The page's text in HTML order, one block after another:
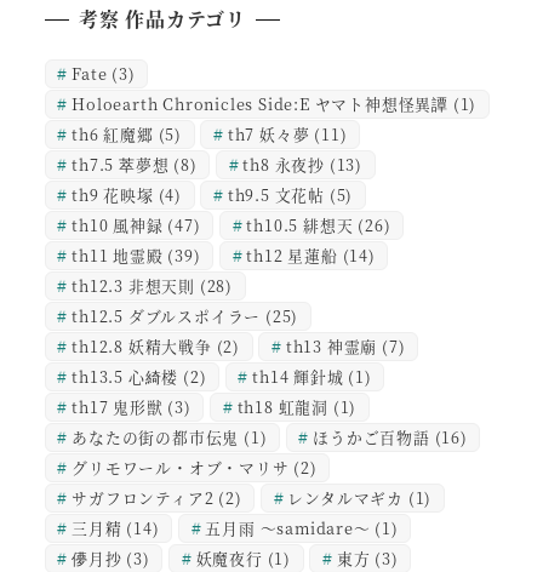
考察 作品カテゴリ
Fate (3)
Holoearth Chronicles Side:E ヤマト神想怪異譚 (1)
th6 紅魔郷 (5) th7 妖々夢 (11)
th7.5 萃夢想 (8) th8 永夜抄 (13)
th9 花映塚 (4) th9.5 文花帖 (5)
th10 風神録 (47) th10.5 緋想天 (26)
th11 地霊殿 (39) th12 星蓮船 (14)
th12.3 非想天則 (28)
th12.5 ダブルスポイラー (25)
th12.8 妖精大戦争 (2) th13 神霊廟 (7)
th13.5 心綺楼 (2) th14 輝針城 (1)
th17 鬼形獣 (3) th18 虹龍洞 (1)
あなたの街の都市伝鬼 (1) ほうかご百物語 (16)
グリモワール・オブ・マリサ (2)
サガフロンティア2 (2) レンタルマギカ (1)
三月精 (14) 五月雨 ～samidare～ (1)
儚月抄 (3) 妖魔夜行 (1) 東方 (3)